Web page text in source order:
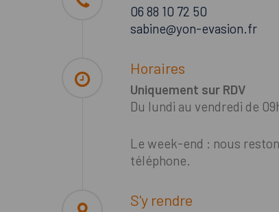
06 88 10 72 50
sabine@yon-evasion.fr
Horaires
Uniquement sur RDV
Du lundi au vendredi de
Le week-end : nous
téléphone.
S'y rendre